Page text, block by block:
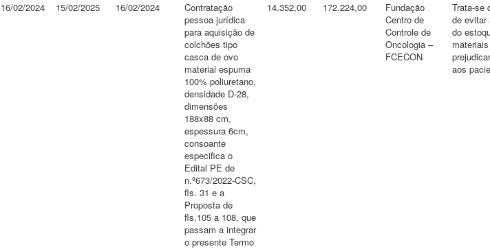
16/02/2024 15/02/2025 16/02/2024
Contratação
pessoa jurídica
para aquisição de
colchões tipo
casca de ovo
material espuma
100% poliuretano,
densidade D-28,
dimensões
188x88 cm,
espessura 6cm,
consoante
especifica o
Edital PE de
n.º673/2022-CSC,
fls. 31 e a
Proposta de
fls.105 a 108, que
passam a integrar
o presente Termo
14.352,00 172.224,00
Fundação
Centro de
Controle de
Oncologia –
FCECON
Trata-se
de evitar
do
aos